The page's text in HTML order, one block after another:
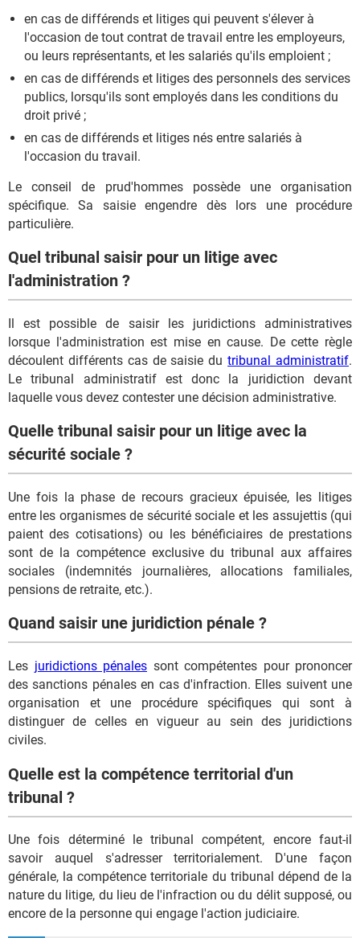
en cas de différends et litiges qui peuvent s'élever à
l'occasion de tout contrat de travail entre les employeurs,
ou leurs représentants, et les salariés qu'ils emploient ;
en cas de différends et litiges des personnels des services
publics, lorsqu'ils sont employés dans les conditions du
droit privé ;
en cas de différends et litiges nés entre salariés à
l'occasion du travail.
Le conseil de prud'hommes possède une organisation
spécifique. Sa saisie engendre dès lors une procédure
particulière.
Quel tribunal saisir pour un litige avec
l'administration ?
Il est possible de saisir les juridictions administratives
lorsque l'administration est mise en cause. De cette règle
découlent différents cas de saisie dutribunal administratif.
Le tribunal administratif est donc la juridiction devant
laquelle vous devez contester une décision administrative.
Quelle tribunal saisir pour un litige avec la
sécurité sociale ?
Une fois la phase de recours gracieux épuisée, les litiges
entre les organismes de sécurité sociale et les assujettis (qui
paient des cotisations) ou les bénéficiaires de prestations
sont de la compétence exclusive du tribunal aux affaires
sociales (indemnités journalières, allocations familiales,
pensions de retraite, etc.).
Quand saisir une juridiction pénale ?
Les juridictions pénales sont compétentes pour prononcer
des sanctions pénales en cas d'infraction. Elles suivent une
organisation et une procédure spécifiques qui sont à
distinguer de celles en vigueur au sein des juridictions
civiles.
Quelle est la compétence territorial d'un
tribunal ?
Une fois déterminé le tribunal compétent, encore faut-il
savoir auquel s'adresser territorialement. D'une façon
générale, la compétence territoriale du tribunal dépend de la
nature du litige, du lieu de l'infraction ou du délit supposé, ou
encore de la personne qui engage l'action judiciaire.